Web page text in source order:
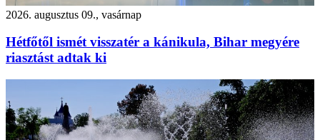
2026. augusztus 09., vasárnap
Hétfőtől ismét visszatér a kánikula, Bihar megyére
riasztást adtak ki